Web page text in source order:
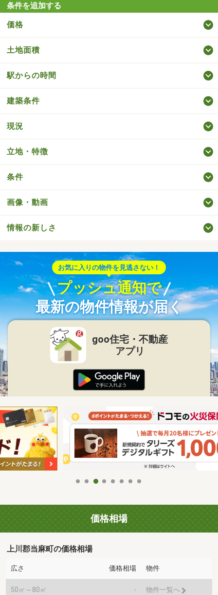
条件を追加する
価格
土地面積
駅からの時間
建築条件
現況
立地・特徴
条件
画像・動画
情報の新しさ
お気に入りの物件を見逃さない！
プッシュ通知で
最新の物件情報が届く
goo住宅・不動産
アプリ
価格相場
上川郡当麻町の価格相場
広さ 価格相場 物件
50㎡～80㎡ - 物件一覧へ